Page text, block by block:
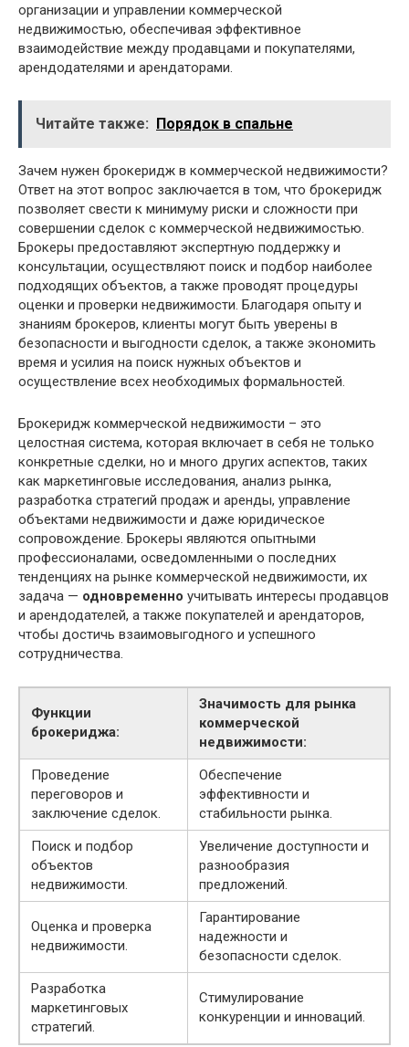
организации и управлении коммерческой
недвижимостью, обеспечивая эффективное
взаимодействие между продавцами и покупателями,
арендодателями и арендаторами.
Читайте также: Порядок в спальне
Зачем нужен брокеридж в коммерческой недвижимости?
Ответ на этот вопрос заключается в том, что брокеридж
позволяет свести к минимуму риски и сложности при
совершении сделок с коммерческой недвижимостью.
Брокеры предоставляют экспертную поддержку и
консультации, осуществляют поиск и подбор наиболее
подходящих объектов, а также проводят процедуры
оценки и проверки недвижимости. Благодаря опыту и
знаниям брокеров, клиенты могут быть уверены в
безопасности и выгодности сделок, а также экономить
время и усилия на поиск нужных объектов и
осуществление всех необходимых формальностей.
Брокеридж коммерческой недвижимости – это
целостная система, которая включает в себя не только
конкретные сделки, но и много других аспектов, таких
как маркетинговые исследования, анализ рынка,
разработка стратегий продаж и аренды, управление
объектами недвижимости и даже юридическое
сопровождение. Брокеры являются опытными
профессионалами, осведомленными о последних
тенденциях на рынке коммерческой недвижимости, их
задача — одновременно учитывать интересы продавцов
и арендодателей, а также покупателей и арендаторов,
чтобы достичь взаимовыгодного и успешного
сотрудничества.
Функции
брокериджа:
Значимость для рынка
коммерческой
недвижимости:
Проведение
переговоров и
заключение сделок.
Обеспечение
эффективности и
стабильности рынка.
Поиск и подбор
объектов
недвижимости.
Увеличение доступности и
разнообразия
предложений.
Оценка и проверка
недвижимости.
Гарантирование
надежности и
безопасности сделок.
Разработка
маркетинговых
стратегий.
Стимулирование
конкуренции и инноваций.